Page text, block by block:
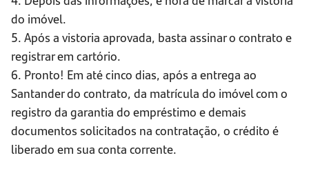
do imóvel.
5. Após a vistoria aprovada, basta assinar o contrato e
registrar em cartório.
6. Pronto! Em até cinco dias, após a entrega ao
Santander do contrato, da matrícula do imóvel com o
registro da garantia do empréstimo e demais
documentos solicitados na contratação, o crédito é
liberado em sua conta corrente.